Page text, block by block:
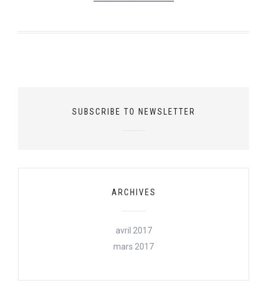
SUBSCRIBE TO NEWSLETTER
ARCHIVES
avril 2017
mars 2017